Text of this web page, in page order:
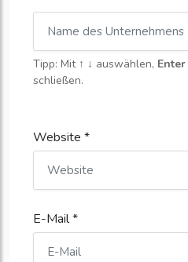
Tipp: Mit ↑ ↓ auswählen, Enter
schließen.
Website *
E-Mail *